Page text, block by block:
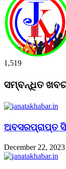
1,519
ସମ୍ବନ୍ଧିତ
ଅବସରପ୍ରାପ୍ତ
December 22, 2023